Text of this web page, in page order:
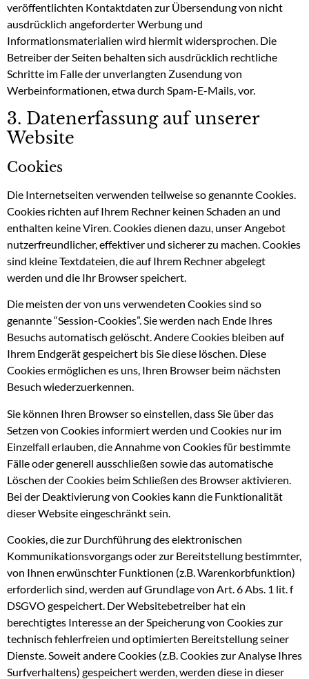
veröffentlichten Kontaktdaten zur Übersendung von nicht
ausdrücklich angeforderter Werbung und
Informationsmaterialien wird hiermit widersprochen. Die
Betreiber der Seiten behalten sich ausdrücklich rechtliche
Schritte im Falle der unverlangten Zusendung von
Werbeinformationen, etwa durch Spam-E-Mails, vor.
3. Datenerfassung auf unserer
Website
Cookies
Die Internetseiten verwenden teilweise so genannte Cookies.
Cookies richten auf Ihrem Rechner keinen Schaden an und
enthalten keine Viren. Cookies dienen dazu, unser Angebot
nutzerfreundlicher, effektiver und sicherer zu machen. Cookies
sind kleine Textdateien, die auf Ihrem Rechner abgelegt
werden und die Ihr Browser speichert.
Die meisten der von uns verwendeten Cookies sind so
genannte “Session-Cookies”. Sie werden nach Ende Ihres
Besuchs automatisch gelöscht. Andere Cookies bleiben auf
Ihrem Endgerät gespeichert bis Sie diese löschen. Diese
Cookies ermöglichen es uns, Ihren Browser beim nächsten
Besuch wiederzuerkennen.
Sie können Ihren Browser so einstellen, dass Sie über das
Setzen von Cookies informiert werden und Cookies nur im
Einzelfall erlauben, die Annahme von Cookies für bestimmte
Fälle oder generell ausschließen sowie das automatische
Löschen der Cookies beim Schließen des Browser aktivieren.
Bei der Deaktivierung von Cookies kann die Funktionalität
dieser Website eingeschränkt sein.
Cookies, die zur Durchführung des elektronischen
Kommunikationsvorgangs oder zur Bereitstellung bestimmter,
von Ihnen erwünschter Funktionen (z.B. Warenkorbfunktion)
erforderlich sind, werden auf Grundlage von Art. 6 Abs. 1 lit. f
DSGVO gespeichert. Der Websitebetreiber hat ein
berechtigtes Interesse an der Speicherung von Cookies zur
technisch fehlerfreien und optimierten Bereitstellung seiner
Dienste. Soweit andere Cookies (z.B. Cookies zur Analyse Ihres
Surfverhaltens) gespeichert werden, werden diese in dieser